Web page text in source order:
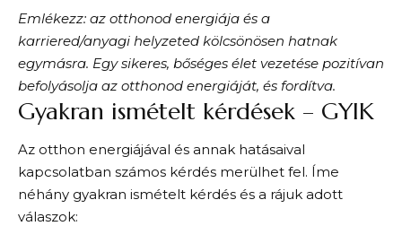
Emlékezz: az otthonod energiája és a
karriered/anyagi helyzeted kölcsönösen hatnak
egymásra. Egy sikeres, bőséges élet vezetése pozitívan
befolyásolja az otthonod energiáját, és fordítva.
Gyakran ismételt kérdések – GYIK
Az otthon energiájával és annak hatásaival
kapcsolatban számos kérdés merülhet fel. Íme
néhány gyakran ismételt kérdés és a rájuk adott
válaszok: